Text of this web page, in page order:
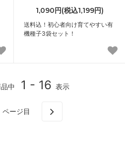
1,090円(税込1,199円)
送料込！初心者向け育てやすい有
機種子3袋セット！
中 1 - 16 表示
ページ目